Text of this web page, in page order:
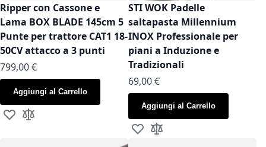
Ripper con Cassone e
Lama BOX BLADE 145cm 5
Punte per trattore CAT1 18-
50CV attacco a 3 punti
799,00 €
Aggiungi al Carrello
Aggiungi alla lista desideri
Aggiungi al confronto
STI WOK Padelle
saltapasta Millennium
INOX Professionale per
piani a Induzione e
Tradizionali
As low as
69,00 €
Aggiungi al Carrello
Aggiungi alla lista desideri
Aggiungi al confronto